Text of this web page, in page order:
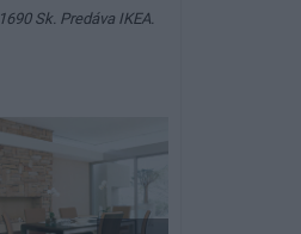
1690 Sk. Predáva IKEA.